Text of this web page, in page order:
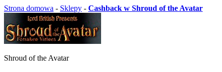
Strona domowa - Sklepy - Cashback w Shroud of the Avatar
Shroud of the Avatar